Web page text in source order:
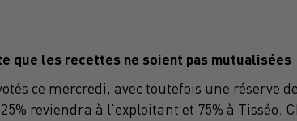
que les recettes ne soient pas mutualisées
ce mercredi, avec toutefois une réserve
reviendra à l'exploitant et 75% à Tisséo.